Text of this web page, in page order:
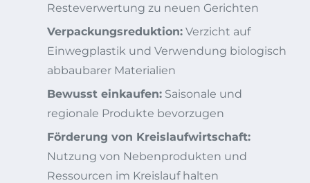
Resteverwertung zu neuen Gerichten
Verpackungsreduktion: Verzicht auf
Einwegplastik und Verwendung biologisch
abbaubarer Materialien
Bewusst einkaufen: Saisonale und
regionale Produkte bevorzugen
Förderung von Kreislaufwirtschaft:
Nutzung von Nebenprodukten und
Ressourcen im Kreislauf halten